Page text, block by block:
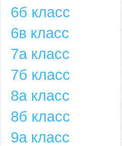
6б класс
6в класс
7а класс
7б класс
8а класс
8б класс
9а класс